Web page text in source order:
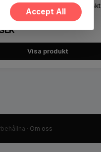
PETS TOFU KATTSTRÖ biologiskt
2,5 kg grönt te
Visa produkt
· Om oss
Accept All